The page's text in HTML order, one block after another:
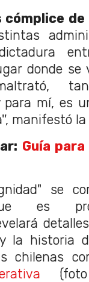
cómplice
donde se
para mí, es
manifestó la
Guía
se
es
la historia
chilenas
(foto